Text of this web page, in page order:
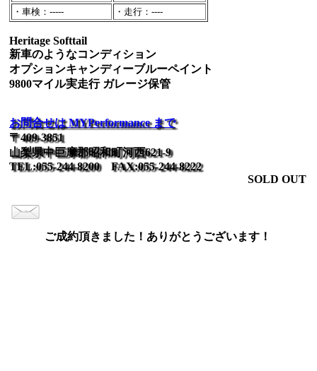
・車検：-----
・走行：----
Heritage Softtail
新車のようなコンディション
オプションキャンディーブルーペイント
9800マイル実走行 ガレージ保管
お問合せは MYPerformance まで
〒409-3851
山梨県中巨摩郡昭和町河西621-9
TEL:055-244-8200 FAX:055-244-8222
SOLD OUT
ご成約頂きました！ありがとうございます！